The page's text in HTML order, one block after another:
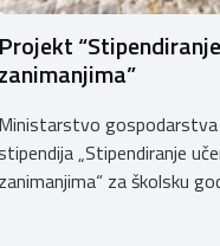
Projekt
zanimanjima”
Ministarstvo gospodarstva
„Stipendiranje
zanimanjima“ za školsku